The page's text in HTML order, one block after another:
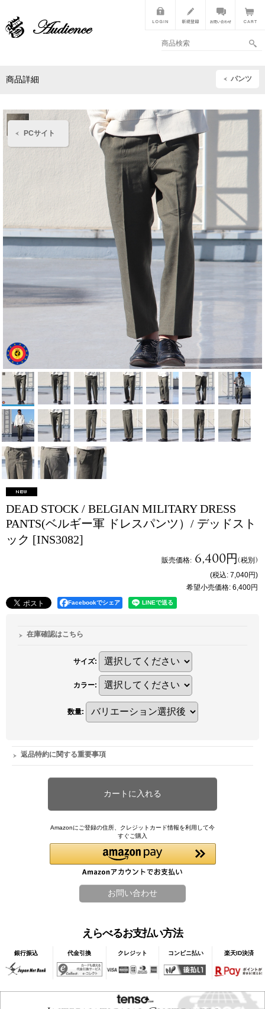
PCサイト
商品詳細 パンツ
DEAD STOCK / BELGIAN MILITARY DRESS
PANTS(ベルギー軍 ドレスパンツ）/ デッドスト
ック [INS3082]
販売価格: 6,400円(税別)
(税込: 7,040円)
希望小売価格: 6,400円
Facebookでシェア
在庫確認はこちら
サイズ:
カラー:
数量:
返品特約に関する重要事項
Amazonにご登録の住所、クレジットカード情報を利用して今
すぐご購入
えらべるお支払い方法
銀行振込 代金引換 クレジット コンビニ払い 楽天ID決済